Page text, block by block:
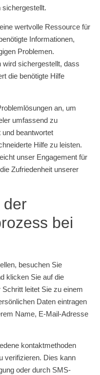
sichergestellt.
wertvolle Ressource für
Informationen,
Problemen.
sichergestellt, dass
die benötigte Hilfe
an, um
umfassend zu
beantwortet
Hilfe zu leisten.
unser Engagement für
Zufriedenheit unserer
der
bei
besuchen Sie
klicken Sie auf die
Schritt leitet Sie zu einem
Daten eintragen
Name, E-Mail-Adresse
kontaktmethoden
verifizieren. Dies kann
oder durch SMS-